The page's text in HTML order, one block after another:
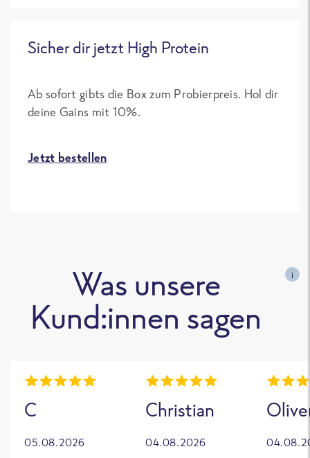
Sicher dir jetzt High Protein
Ab sofort gibts die Box zum Probierpreis. Hol dir
deine Gains mit 10%.
Jetzt bestellen
Was unsere
Kund:innen sagen
i
C
05.08.2026
Christian
04.08.2026